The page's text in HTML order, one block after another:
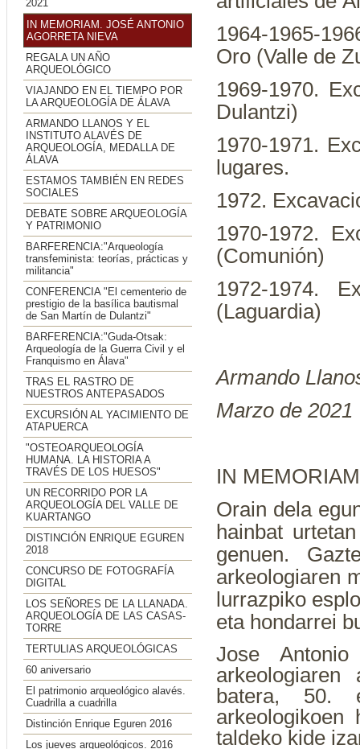
2021
IN MEMORIAM. JOSÉ ANTONIO
AGORRETA NIEVA
REGALA UN AÑO
ARQUEOLÓGICO
VIAJANDO EN EL TIEMPO POR
LA ARQUEOLOGÍA DE ÁLAVA
ARMANDO LLANOS Y EL
INSTITUTO ALAVÉS DE
ARQUEOLOGÍA, MEDALLA DE
ÁLAVA
ESTAMOS TAMBIÉN EN REDES
SOCIALES
DEBATE SOBRE ARQUEOLOGÍA
Y PATRIMONIO
BARFERENCIA:"Arqueología
transfeminista: teorías, prácticas y
militancia"
CONFERENCIA "El cementerio de
prestigio de la basílica bautismal
de San Martín de Dulantzi"
BARFERENCIA:"Guda-Otsak:
Arqueología de la Guerra Civil y el
Franquismo en Álava"
TRAS EL RASTRO DE
NUESTROS ANTEPASADOS
EXCURSIÓN AL YACIMIENTO DE
ATAPUERCA
"OSTEOARQUEOLOGÍA
HUMANA. LA HISTORIA A
TRAVÉS DE LOS HUESOS"
UN RECORRIDO POR LA
ARQUEOLOGÍA DEL VALLE DE
KUARTANGO
DISTINCIÓN ENRIQUE EGUREN
2018
CONCURSO DE FOTOGRAFÍA
DIGITAL
LOS SEÑORES DE LA LLANADA.
ARQUEOLOGÍA DE LAS CASAS-
TORRE
TERTULIAS ARQUEOLÓGICAS
60 aniversario
El patrimonio arqueológico alavés.
Cuadrilla a cuadrilla
Distinción Enrique Eguren 2016
Los jueves arqueológicos. 2016
1964-1965-
Oro (Valle de
1969-1970.
Dulantzi)
1970-1971.
lugares.
1972.
1970-1972.
(Comunión)
1972-1974.
(Laguardia)
Armando
Marzo de 2021
IN
Orain dela
hainbat
genuen.
arkeologiaren
lurrazpiko
eta hondarrei
Jose
batera, 50.
arkeologikoen
taldeko kide